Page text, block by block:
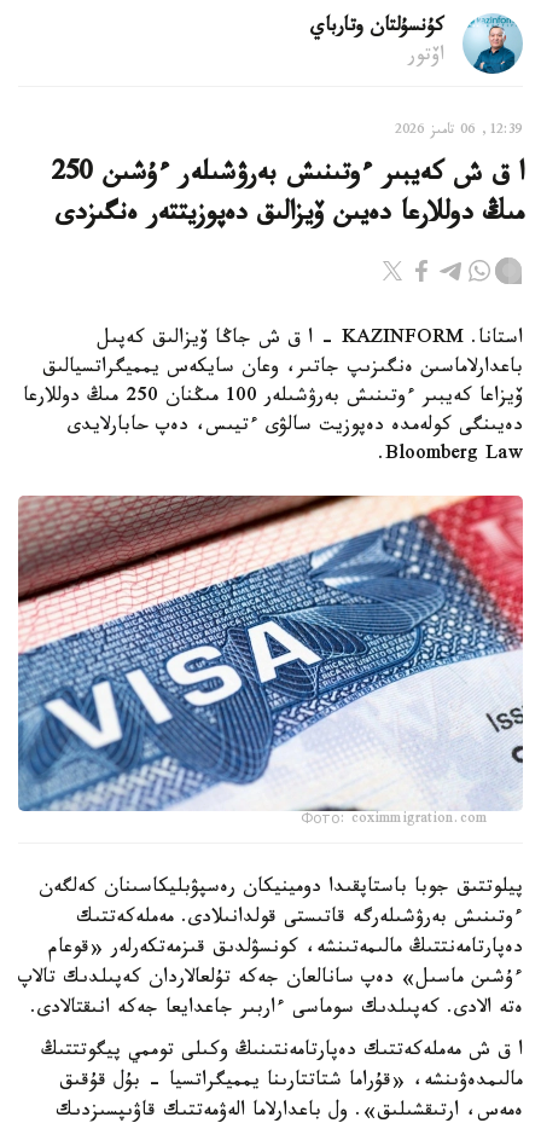
كۇنسۇلتان وتارباي
اۆتور
12:39, 06 تامىز 2026
ا ق ش كەيبىر ءوتىنىش بەرۋشىلەر ءۇشىن 250
مىڭ دوللارعا دەيىن ۆيزالىق دەپوزيتتەر ەنگىزدى
استانا. KAZINFORM – ا ق ش جاڭا ۆيزالىق كەپىل
باعدارلاماسىن ەنگىزىپ جاتىر، وعان سايكەس يمميگراتسيالىق
ۆيزاعا كەيبىر ءوتىنىش بەرۋشىلەر 100 مىڭنان 250 مىڭ دوللارعا
دەيىنگى كولەمدە دەپوزيت سالۋى ءتيىس، دەپ حابارلايدى
Bloomberg Law.
Фото: coximmigration.com
پيلوتتىق جوبا باستاپقىدا دومينيكان رەسپۋبليكاسىنان كەلگەن
ءوتىنىش بەرۋشىلەرگە قاتىستى قولدانىلادى. مەملەكەتتىك
دەپارتامەنتتىڭ مالىمەتىنشە، كونسۋلدىق قىزمەتكەرلەر «قوعام
ءۇشىن ماسىل» دەپ سانالعان جەكە تۇلعالاردان كەپىلدىك تالاپ
ەتە الادى. كەپىلدىك سوماسى ءاربىر جاعدايعا جەكە انىقتالادى.
ا ق ش مەملەكەتتىك دەپارتامەنتىنىڭ وكىلى توممي پيگوتتتىڭ
مالىمدەۋىنشە، «قۇراما شتاتتارىنا يمميگراتسيا - بۇل قۇقىق
ەمەس، ارتىقشىلىق». ول باعدارلاما الەۋمەتتىك قاۋىپسىزدىك